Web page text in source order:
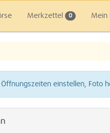
Merkzettel 0 Mein
Öffnungszeiten einstellen, Foto